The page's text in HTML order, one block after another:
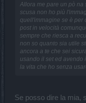
Allora me pare un pò na
scusa non ho più
quell'immagine se è per
post in velocità
sempre che riesca a
non so quanto sia utile
ancora a te che sei
usando il set ed avendo
la vita che ho senza
Se posso dire la mia,